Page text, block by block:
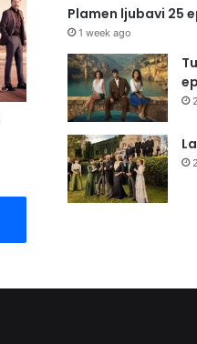
Plamen ljubavi 25
1 week ago